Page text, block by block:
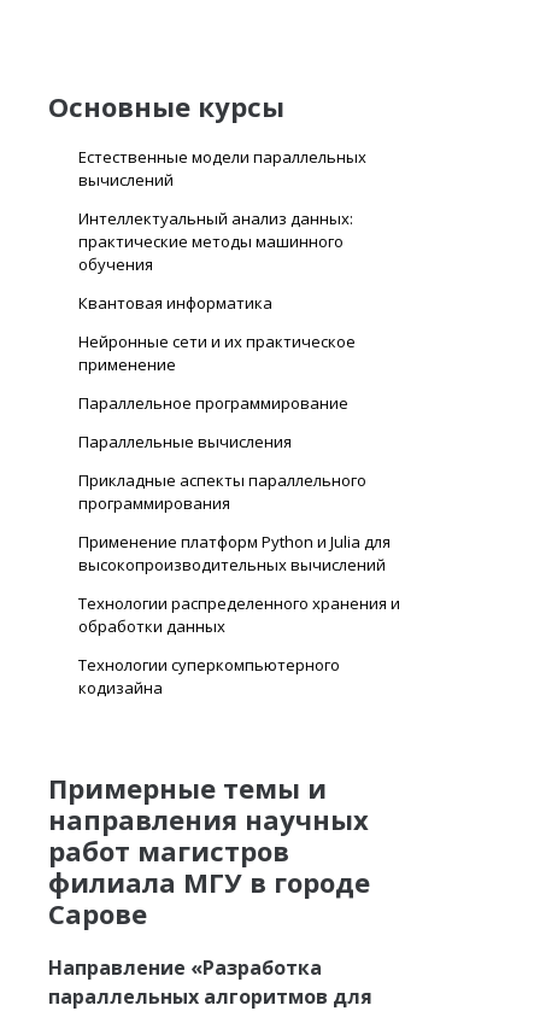
Основные курсы
Естественные модели параллельных
вычислений
Интеллектуальный анализ данных:
практические методы машинного
обучения
Квантовая информатика
Нейронные сети и их практическое
применение
Параллельное программирование
Параллельные вычисления
Прикладные аспекты параллельного
программирования
Применение платформ Python и Julia для
высокопроизводительных вычислений
Технологии распределенного хранения и
обработки данных
Технологии суперкомпьютерного
кодизайна
Примерные темы и
направления научных
работ магистров
филиала МГУ в городе
Сарове
Направление «Разработка
параллельных алгоритмов для